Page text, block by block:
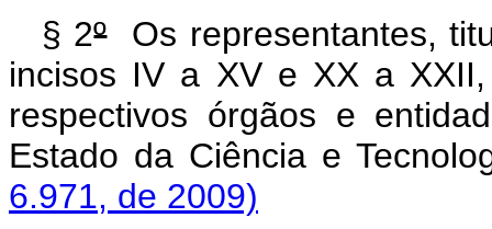
§ 2ºOs representantes,
incisos IV a XV e XX a
respectivos órgãos e
Estado da Ciência e
6.971, de 2009)